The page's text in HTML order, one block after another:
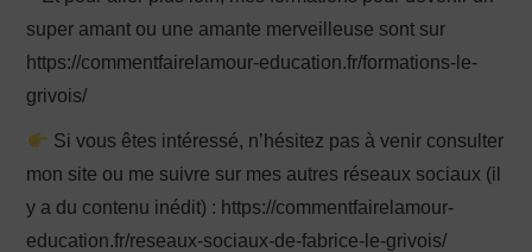
super amant ou une amante merveilleuse sont sur
https://commentfairelamour-education.fr/formations-le-
grivois/
Si vous êtes intéressé, n’hésitez pas à venir consulter
mon site ou me suivre sur mes autres réseaux sociaux (il
y a du contenu inédit) : https://commentfairelamour-
education.fr/reseaux-sociaux-de-fabrice-le-grivois/